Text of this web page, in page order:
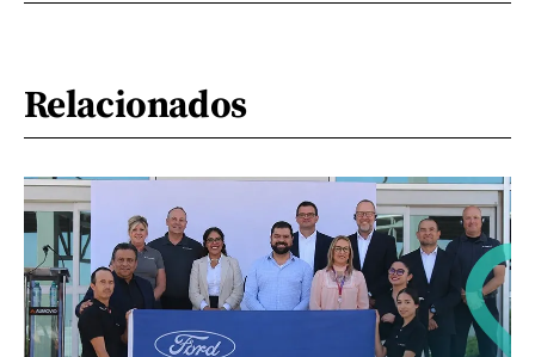
Relacionados